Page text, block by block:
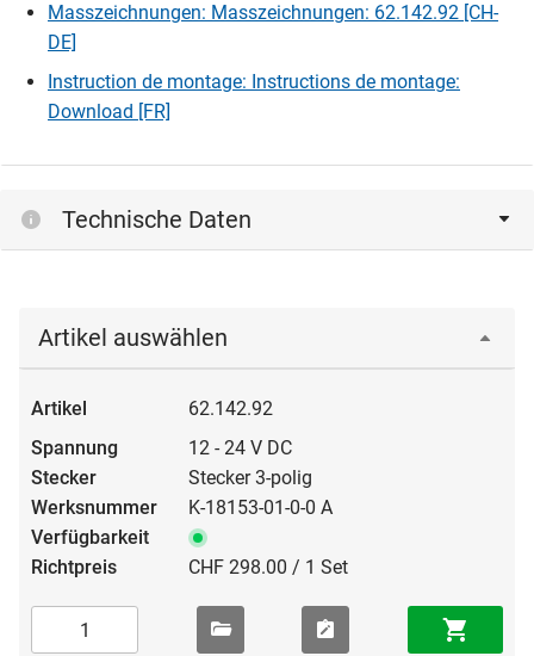
Masszeichnungen: Masszeichnungen: 62.142.92 [CH-
DE]
Instruction de montage: Instructions de montage:
Download [FR]
Technische Daten
Artikel auswählen
62.142.92
12 - 24 V DC
Stecker 3-polig
K-18153-01-0-0 A
CHF 298.00 / 1 Set